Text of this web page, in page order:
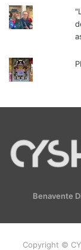
Benavente
Copyright ©